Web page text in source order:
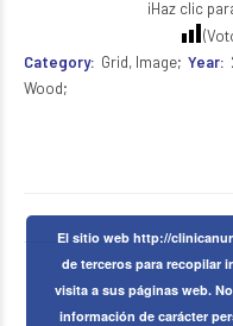
¡Haz clic
Category
Grid, Image Year
Wood
El sitio web http://
de terceros para recopilar
visita a sus páginas web.
información de carácter